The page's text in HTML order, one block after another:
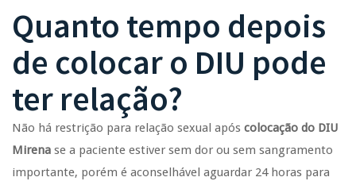
Quanto tempo depois
de colocar o DIU pode
ter relação?
Não há restrição para relação sexual após colocação do DIU
Mirena se a paciente estiver sem dor ou sem sangramento
importante, porém é aconselhável aguardar 24 horas para